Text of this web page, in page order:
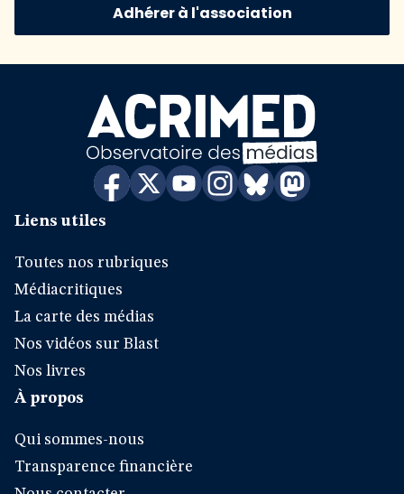
Adhérer à l'association
Liens utiles
Toutes nos rubriques
Médiacritiques
La carte des médias
Nos vidéos sur Blast
Nos livres
À propos
Qui sommes-nous
Transparence financière